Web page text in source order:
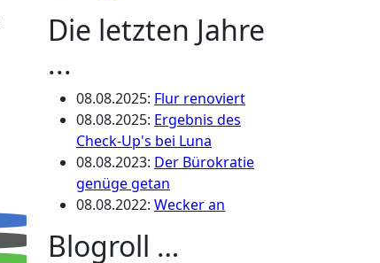
Die letzten Jahre
...
08.08.2025: Flur renoviert
08.08.2025: Ergebnis des
Check-Up's bei Luna
08.08.2023: Der Bürokratie
genüge getan
08.08.2022: Wecker an
Blogroll …